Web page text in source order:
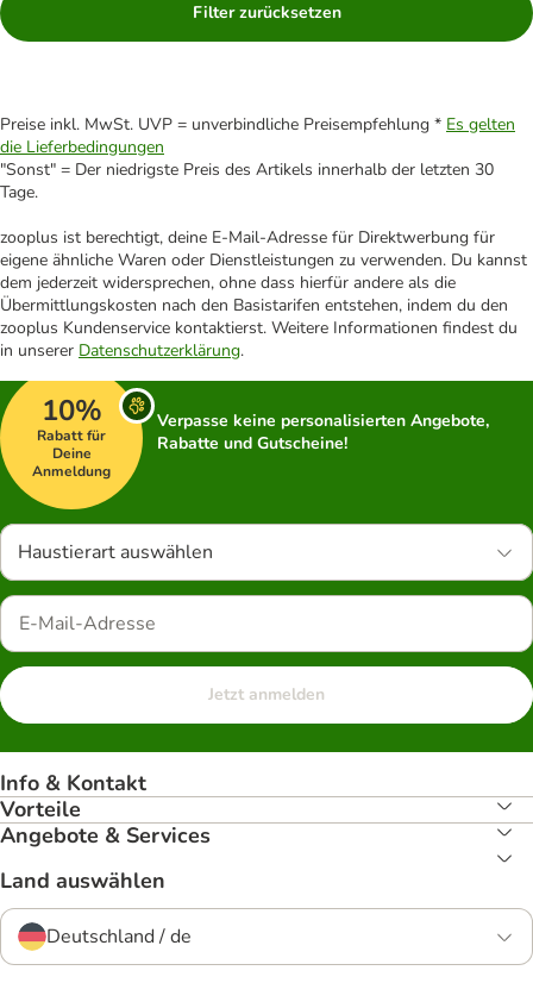
Filter zurücksetzen
Preise inkl. MwSt. UVP = unverbindliche Preisempfehlung * Es gelten
die Lieferbedingungen
"Sonst" = Der niedrigste Preis des Artikels innerhalb der letzten 30
Tage.
zooplus ist berechtigt, deine E-Mail-Adresse für Direktwerbung für
eigene ähnliche Waren oder Dienstleistungen zu verwenden. Du kannst
dem jederzeit widersprechen, ohne dass hierfür andere als die
Übermittlungskosten nach den Basistarifen entstehen, indem du den
zooplus Kundenservice kontaktierst. Weitere Informationen findest du
in unserer Datenschutzerklärung.
10%
Rabatt für
Deine
Anmeldung
Verpasse keine personalisierten Angebote,
Rabatte und Gutscheine!
Haustierart auswählen
Jetzt anmelden
Info & Kontakt
Vorteile
Angebote & Services
Land auswählen
Deutschland / de